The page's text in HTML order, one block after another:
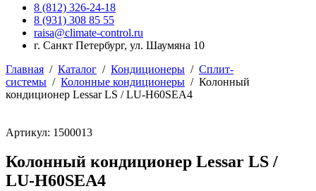
8 (812) 326-24-18
8 (931) 308 85 55
raisa@climate-control.ru
г. Санкт Петербург, ул. Шаумяна 10
Главная / Каталог / Кондиционеры / Сплит-
системы / Колонные кондиционеры / Колонный
кондиционер Lessar LS / LU-H60SEA4
Артикул: 1500013
Колонный кондиционер Lessar LS /
LU-H60SEA4